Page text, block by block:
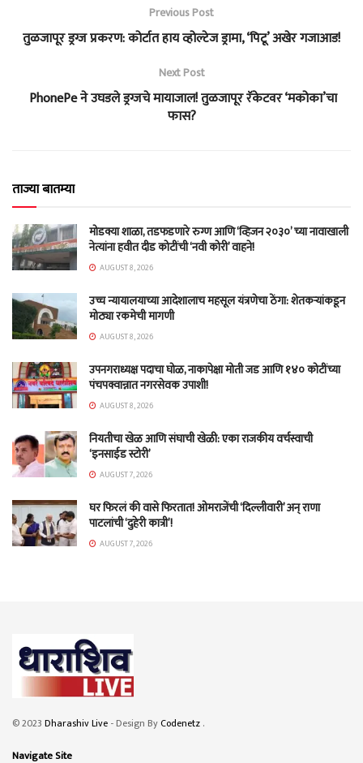
Previous Post
तुळजापूर ड्रग्ज प्रकरण: कोर्टात हाय व्होल्टेज ड्रामा, ‘पिटू’ अखेर गजाआड!
Next Post
PhonePe ने उघडले ड्रग्जचे मायाजाल! तुळजापूर रॅकेटवर ‘मकोका’चा
फास?
ताज्या बातम्या
मोडक्या शाळा, तडफडणारे रुग्ण आणि ‘व्हिजन २०३०’ च्या नावाखाली
नेत्यांना हवीत दीड कोटींची ‘नवी कोरी’ वाहने!
AUGUST 8, 2026
उच्च न्यायालयाच्या आदेशालाच महसूल यंत्रणेचा ठेंगा: शेतकऱ्यांकडून
मोठ्या रकमेची मागणी
AUGUST 8, 2026
उपनगराध्यक्ष पदाचा घोळ, नाकापेक्षा मोती जड आणि १४० कोटींच्या
पंचपक्वान्नात नगरसेवक उपाशी!
AUGUST 8, 2026
नियतीचा खेळ आणि संघाची खेळी: एका राजकीय वर्चस्वाची
‘इनसाईड स्टोरी’
AUGUST 7, 2026
घर फिरलं की वासे फिरतात! ओमराजेंची ‘दिल्लीवारी’ अन् राणा
पाटलांची ‘दुहेरी कात्री’!
AUGUST 7, 2026
© 2023 Dharashiv Live - Design ByCodenetz .
Navigate Site